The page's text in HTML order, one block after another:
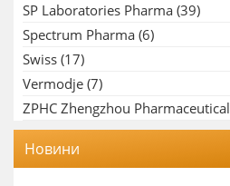
SP Laboratories Pharma (39)
Spectrum Pharma (6)
Swiss (17)
Vermodje (7)
ZPHC Zhengzhou Pharmaceutical
Новини